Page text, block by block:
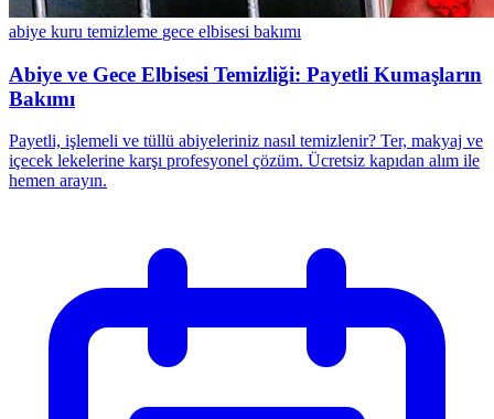
abiye kuru temizleme gece elbisesi bakımı
Abiye ve Gece Elbisesi Temizliği: Payetli Kumaşların
Bakımı
Payetli, işlemeli ve tüllü abiyeleriniz nasıl temizlenir? Ter, makyaj ve
içecek lekelerine karşı profesyonel çözüm. Ücretsiz kapıdan alım ile
hemen arayın.